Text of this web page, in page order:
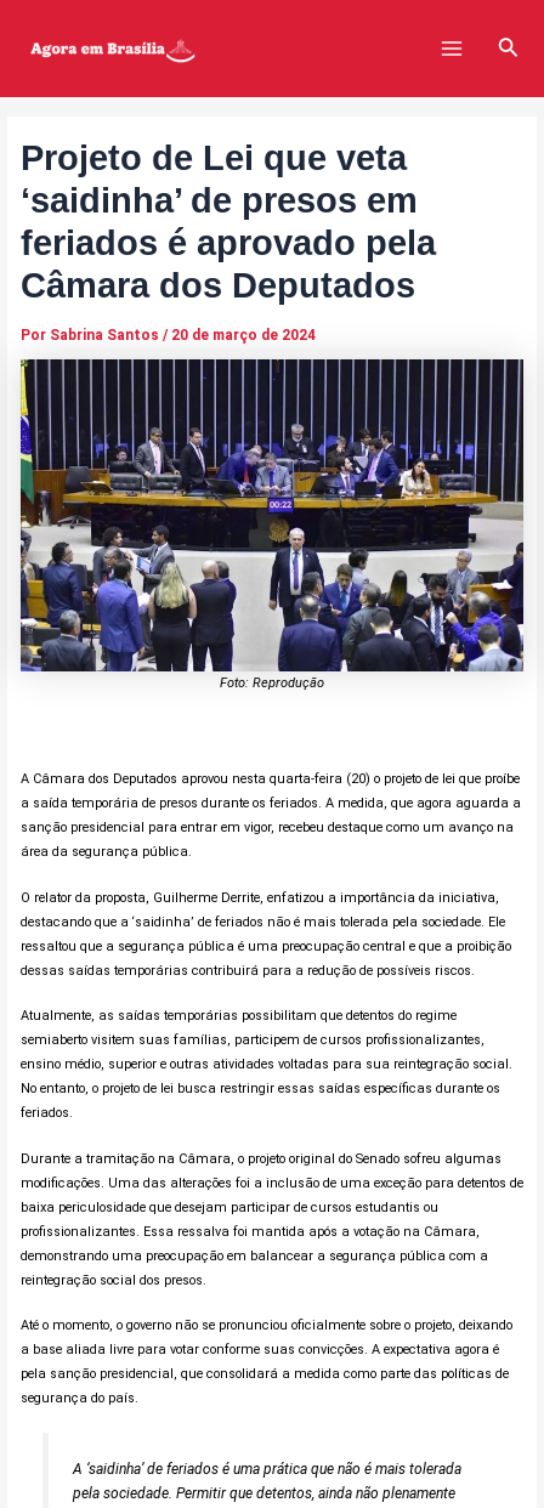
Menu
Projeto de Lei que veta
‘saidinha’ de presos em
feriados é aprovado pela
Câmara dos Deputados
Por Sabrina Santos / 20 de março de 2024
Foto: Reprodução
A Câmara dos Deputados aprovou nesta quarta-feira (20) o projeto de lei que proíbe
a saída temporária de presos durante os feriados. A medida, que agora aguarda a
sanção presidencial para entrar em vigor, recebeu destaque como um avanço na
área da segurança pública.
O relator da proposta, Guilherme Derrite, enfatizou a importância da iniciativa,
destacando que a ‘saidinha’ de feriados não é mais tolerada pela sociedade. Ele
ressaltou que a segurança pública é uma preocupação central e que a proibição
dessas saídas temporárias contribuirá para a redução de possíveis riscos.
Atualmente, as saídas temporárias possibilitam que detentos do regime
semiaberto visitem suas famílias, participem de cursos profissionalizantes,
ensino médio, superior e outras atividades voltadas para sua reintegração social.
No entanto, o projeto de lei busca restringir essas saídas específicas durante os
feriados.
Durante a tramitação na Câmara, o projeto original do Senado sofreu algumas
modificações. Uma das alterações foi a inclusão de uma exceção para detentos de
baixa periculosidade que desejam participar de cursos estudantis ou
profissionalizantes. Essa ressalva foi mantida após a votação na Câmara,
demonstrando uma preocupação em balancear a segurança pública com a
reintegração social dos presos.
Até o momento, o governo não se pronunciou oficialmente sobre o projeto, deixando
a base aliada livre para votar conforme suas convicções. A expectativa agora é
pela sanção presidencial, que consolidará a medida como parte das políticas de
segurança do país.
A ‘saidinha’ de feriados é uma prática que não é mais tolerada
pela sociedade. Permitir que detentos, ainda não plenamente